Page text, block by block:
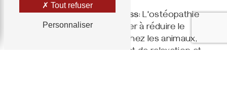
Réduction du stress: L'ostéopathie
peut également aider à réduire le
stress et l'anxiété chez les animaux,
en favorisant un état de relaxation et
Tout refuser
Personnaliser